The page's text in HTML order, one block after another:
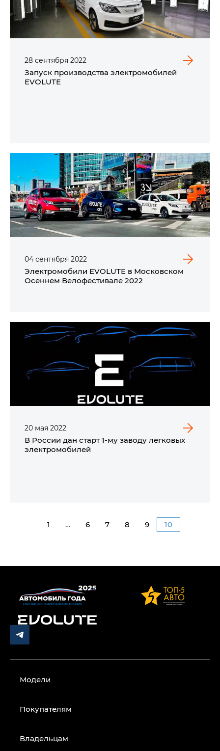
28 сентября 2022
Запуск производства электромобилей
EVOLUTE
04 сентября 2022
Электромобили EVOLUTE в Московском
Осеннем Велофестивале 2022
20 мая 2022
В России дан старт 1-му заводу легковых
электромобилей
1 … 6 7 8 9 10
Модели
Покупателям
Владельцам